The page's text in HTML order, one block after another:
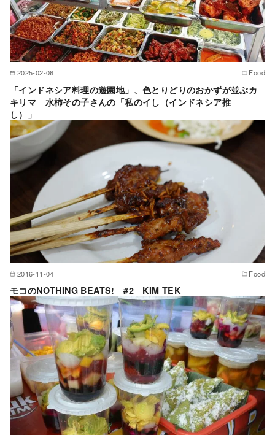
2025-02-06 Food
「インドネシア料理の遊園地」、色とりどりのおかずが並ぶカ
キリマ 水柿その子さんの「私のイし（インドネシア推
し）」
2016-11-04 Food
モコのNOTHING BEATS! #2 KIM TEK